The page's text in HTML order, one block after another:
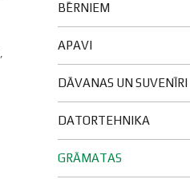
BĒRNIEM
APAVI
DĀVANAS UN SUVENĪRI
DATORTEHNIKA
GRĀMATAS